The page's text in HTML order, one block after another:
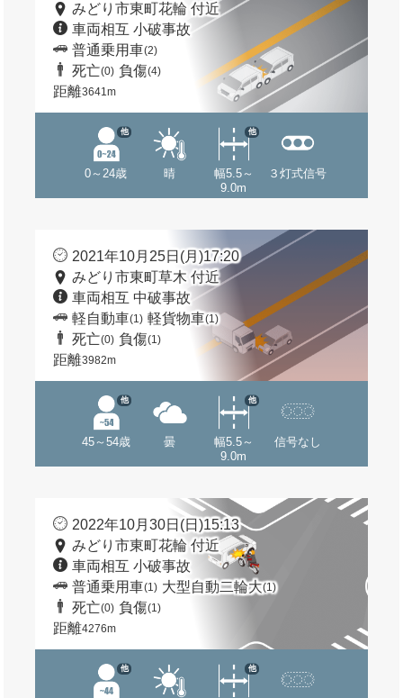
みどり市東町花輪 付近
車両相互 小破事故
普通乗用車(2)
死亡(0) 負傷(4)
距離3641m
0～24歳
他
晴
幅5.5～
9.0m
他
３灯式信号
2021年10月25日(月)17:20
みどり市東町草木 付近
車両相互 中破事故
軽自動車(1) 軽貨物車(1)
死亡(0) 負傷(1)
距離3982m
45～54歳
他
曇
幅5.5～
9.0m
他
信号なし
2022年10月30日(日)15:13
みどり市東町花輪 付近
車両相互 小破事故
普通乗用車(1) 大型自動二輪大(1)
死亡(0) 負傷(1)
距離4276m
他 他